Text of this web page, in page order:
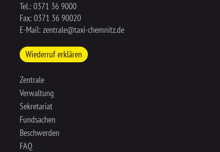
Tel.: 0371 36 9000
Fax: 0371 36 90020
E-Mail: zentrale@taxi-chemnitz.de
Wiederruf erklären
Zentrale
Verwaltung
Sekretariat
Fundsachen
Beschwerden
FAQ